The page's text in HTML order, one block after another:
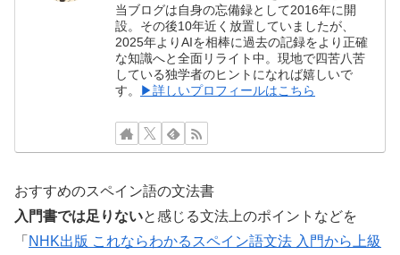
当ブログは自身の忘備録として2016年に開
設。その後10年近く放置していましたが、
2025年よりAIを相棒に過去の記録をより正確
な知識へと全面リライト中。現地で四苦八苦
している独学者のヒントになれば嬉しいで
す。
▶詳しいプロフィールはこちら
おすすめのスペイン語の文法書
入門書では足りないと感じる文法上のポイントなどを
「 NHK出版 これならわかるスペイン語文法 入門から上級